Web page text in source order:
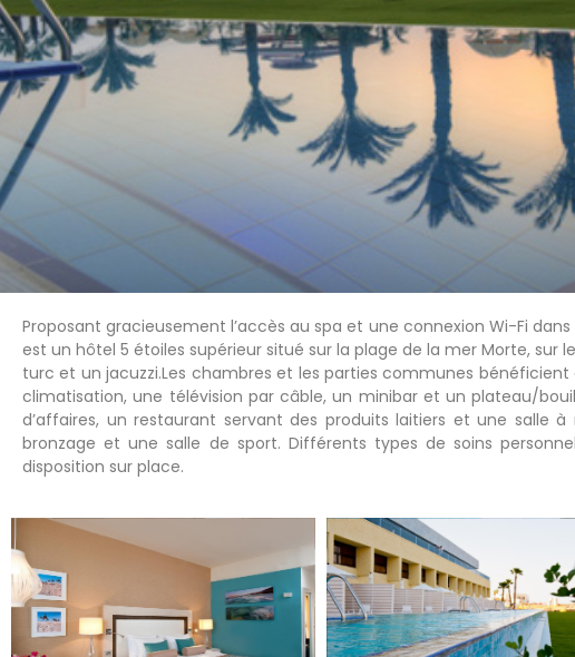
Proposant gracieusement l’accès au spa et une connexion Wi-Fi
est un hôtel 5 étoiles supérieur situé sur la plage de la mer Morte, sur
turc et un jacuzzi.Les chambres et les parties communes
climatisation, une télévision par câble, un minibar et un plateau/
d’affaires, un restaurant servant des produits laitiers et une salle
bronzage et une salle de sport. Différents types de soins
disposition sur place.